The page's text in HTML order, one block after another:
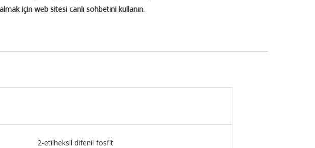
için web sitesi canlı sohbetini kullanın.
2-etilheksil difenil fosfit